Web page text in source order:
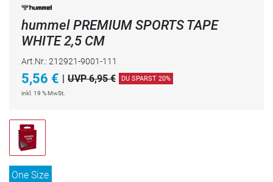
hummel PREMIUM SPORTS TAPE
WHITE 2,5 CM
Art.Nr.: 212921-9001-111
5,56 € | UVP 6,95 € DU SPARST 20%
inkl. 19 % MwSt.
One Size